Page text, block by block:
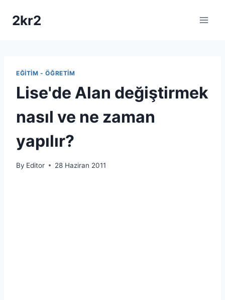
2kr2
EĞITIM - ÖĞRETIM
Lise'de Alan değiştirmek
nasıl ve ne zaman
yapılır?
By Editor 28 Haziran 2011